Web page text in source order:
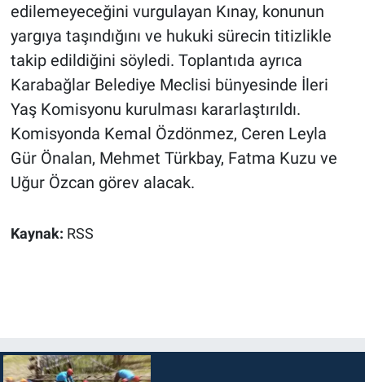
edilemeyeceğini vurgulayan Kınay, konunun
yargıya taşındığını ve hukuki sürecin titizlikle
takip edildiğini söyledi. Toplantıda ayrıca
Karabağlar Belediye Meclisi bünyesinde İleri
Yaş Komisyonu kurulması kararlaştırıldı.
Komisyonda Kemal Özdönmez, Ceren Leyla
Gür Önalan, Mehmet Türkbay, Fatma Kuzu ve
Uğur Özcan görev alacak.
Kaynak: RSS